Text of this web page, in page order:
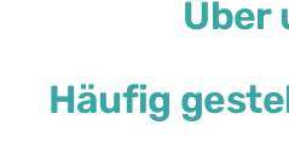
Über
Häufig
Skoda